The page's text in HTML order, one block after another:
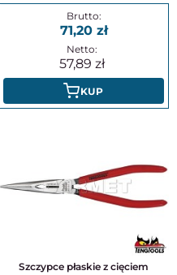
71,20
57,89
KUP
Szczypce płaskie z cięciem